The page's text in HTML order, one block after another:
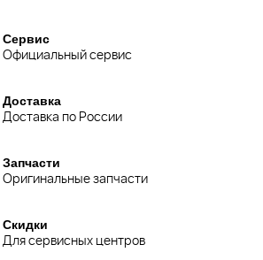
Сервис
Официальный сервис
Доставка
Доставка по России
Запчасти
Оригинальные запчасти
Скидки
Для сервисных центров